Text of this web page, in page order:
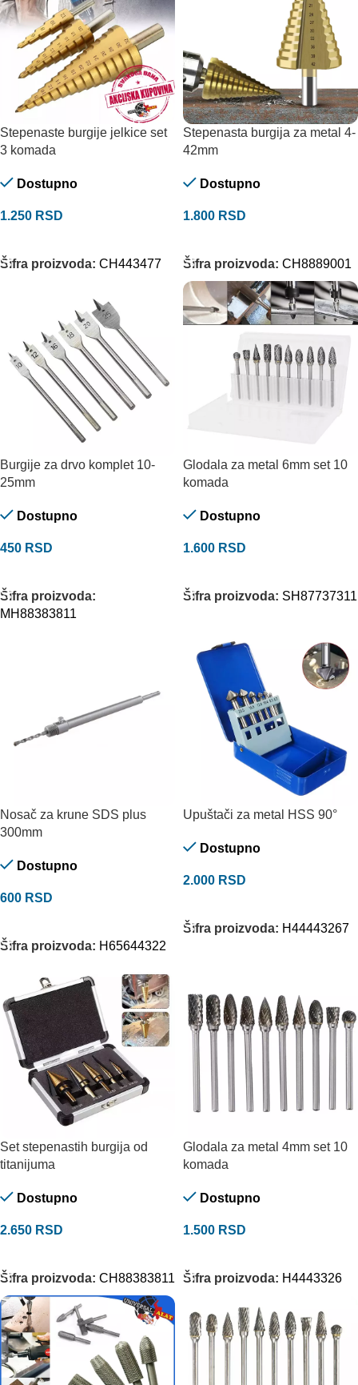
Stepenaste burgije jelkice set
3 komada
Dostupno
1.250 RSD
Šifra proizvoda: CH443477
Stepenasta burgija za metal 4-
42mm
Dostupno
1.800 RSD
Šifra proizvoda: CH8889001
Burgije za drvo komplet 10-
25mm
Dostupno
450 RSD
Šifra proizvoda:
MH88383811
Glodala za metal 6mm set 10
komada
Dostupno
1.600 RSD
Šifra proizvoda: SH87737311
Nosač za krune SDS plus
300mm
Dostupno
600 RSD
Šifra proizvoda: H65644322
Upuštači za metal HSS 90°
Dostupno
2.000 RSD
Šifra proizvoda: H44443267
Set stepenastih burgija od
titanijuma
Dostupno
2.650 RSD
Šifra proizvoda: CH88383811
Glodala za metal 4mm set 10
komada
Dostupno
1.500 RSD
Šifra proizvoda: H4443326